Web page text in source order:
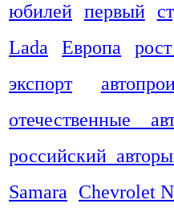
юбилей первый
Lada
Европа
экспорт
отечественные
российский
Samara
Chevrolet